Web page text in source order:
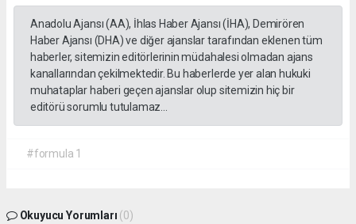
Anadolu Ajansı (AA), İhlas Haber Ajansı (İHA), Demirören
Haber Ajansı (DHA) ve diğer ajanslar tarafından eklenen tüm
haberler, sitemizin editörlerinin müdahalesi olmadan ajans
kanallarından çekilmektedir. Bu haberlerde yer alan hukuki
muhataplar haberi geçen ajanslar olup sitemizin hiç bir
editörü sorumlu tutulamaz...
#formula 1
Okuyucu Yorumları (0)